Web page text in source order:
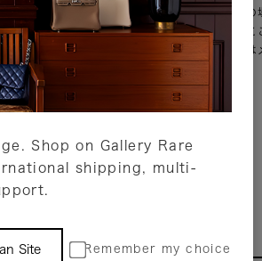
Shop on Gallery Rare
shipping, multi-
Site Remember my choice
ご注文確認（銀行振込
営業日以内のご出荷をこ
が一出荷が遅れる場合
詳しくはこちら
サービス